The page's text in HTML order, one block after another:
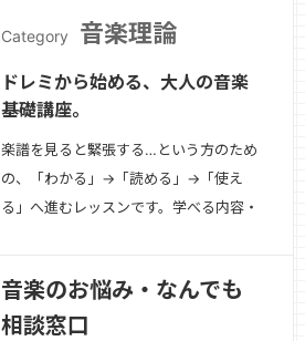
Category 音楽理論
ドレミから始める、大人の音楽
基礎講座。
楽譜を見ると緊張する…という方のため
の、「わかる」→「読める」→「使え
る」へ進むレッスンです。学べる内容・
ト音記号・ヘ音記号の読み方・初見練習
のコツ向いている方・独学で挫折した
音楽のお悩み・なんでも
相談窓口